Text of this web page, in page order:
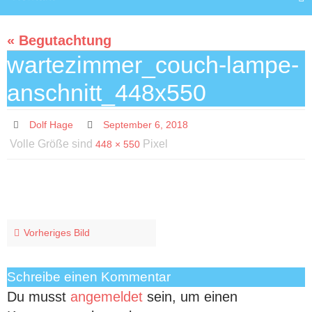
« Begutachtung
wartezimmer_couch-lampe-
anschnitt_448x550
Dolf Hage September 6, 2018
Volle Größe sind 448 × 550 Pixel
Vorheriges Bild
Schreibe einen Kommentar
Du musst angemeldet sein, um einen